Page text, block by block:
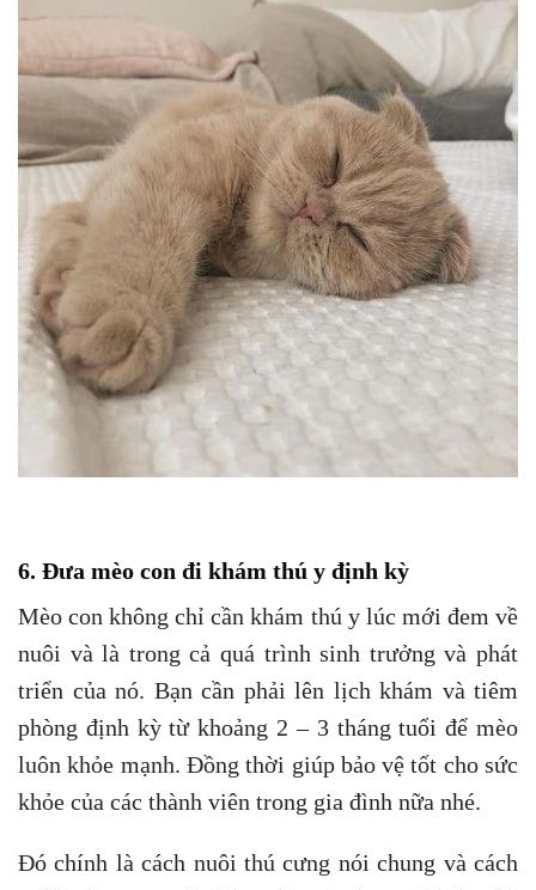
6. Đưa mèo con đi khám thú y định kỳ
Mèo con không chỉ cần khám thú y lúc mới đem về
nuôi và là trong cả quá trình sinh trưởng và phát
triển của nó. Bạn cần phải lên lịch khám và tiêm
phòng định kỳ từ khoảng 2 – 3 tháng tuổi để mèo
luôn khỏe mạnh. Đồng thời giúp bảo vệ tốt cho sức
khỏe của các thành viên trong gia đình nữa nhé.
Đó chính là cách nuôi thú cưng nói chung và cách